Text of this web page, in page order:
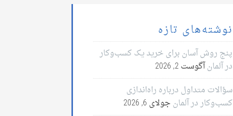
نوشته‌های تازه
پنج روش آسان برای خرید یک کسب‌وکار
در آلمانآگوست 2, 2026
سؤالات متداول درباره راه‌اندازی
کسب‌وکار در آلمان جولای 6, 2026